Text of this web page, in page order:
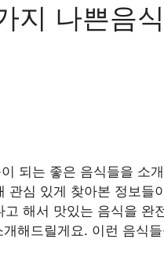
지 나쁜음
되는 좋은 음식들을 소
관심 있게 찾아본 정보들
해서 맛있는 음식을 완
해드릴게요. 이런 음식